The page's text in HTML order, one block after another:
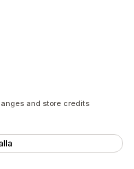
and store credits